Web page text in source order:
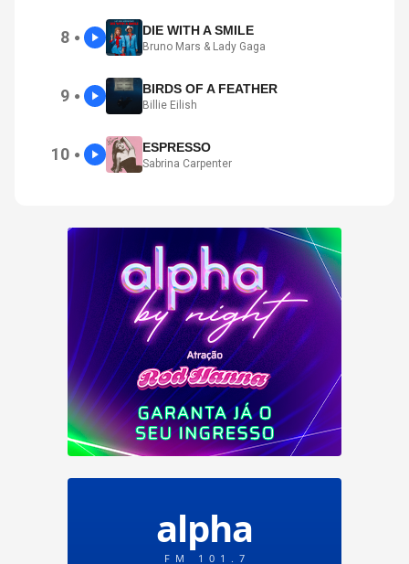
8 ● DIE WITH A SMILE
Bruno Mars & Lady Gaga
9 ● BIRDS OF A FEATHER
Billie Eilish
10 ● ESPRESSO
Sabrina Carpenter